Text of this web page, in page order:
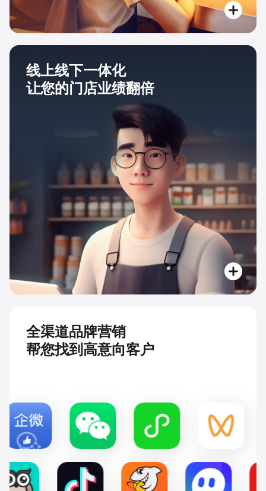
线上线下一体化
让您的门店业绩翻倍
全渠道品牌营销
帮您找到高意向客户